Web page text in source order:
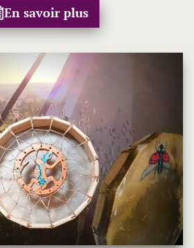
En savoir plus